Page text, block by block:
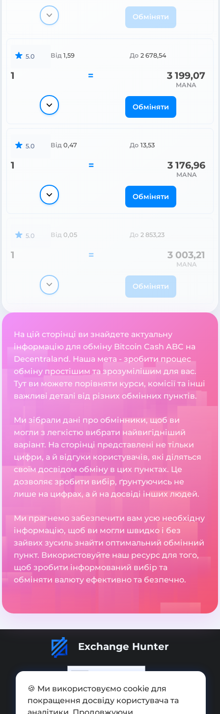
Обміняти
5.0 Від 1,59 До 2 678,54
1 = 3 199,07
MANA
Обміняти
5.0 Від 0,47 До 13,53
1 = 3 176,96
MANA
Обміняти
5.0 Від 0,05 До 2 853,23
1 = 3 003,21
MANA
Обміняти
На цій сторінці ви знайдете актуальну
інформацію для обміну Bitcoin Cash ABC на
Decentraland. Наша мета - зробити процес
обміну простішим та зрозумілішим для вас.
Тут ви можете порівняти курси, комісії та інші
важливі деталі від різних обмінних пунктів.
Ми зібрали дані про обмінники, щоб ви
могли з легкістю вибрати найвигідніший
варіант. На сторінці представлені не тільки
цифри, а й відгуки користувачів, які діляться
своїм досвідом обміну в цих пунктах. Це
дозволяє зробити вибір, ґрунтуючись не
лише на цифрах, а й на досвіді інших людей.
Ми прагнемо забезпечити вам усю необхідну
інформацію, щоб ви могли швидко і без
зайвих зусиль знайти оптимальний обмінний
пункт. Використовуйте наш ресурс для того,
щоб зробити інформований вибір та
обміняти валюту ефективно та безпечно.
Exchange Hunter
Додати обмінник
🍪 Ми використовуємо cookie для
покращення досвіду користувача та